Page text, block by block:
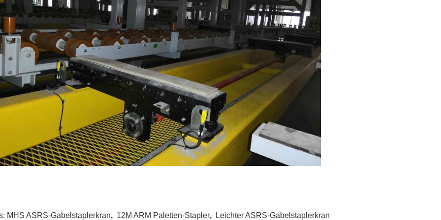
MHS ASRS-Gabelstaplerkran, 12M ARM Paletten-Stapler, Leichter ASRS-Gabelstaplerkran